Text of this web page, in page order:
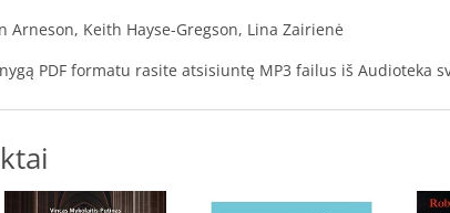
Arneson, Keith Hayse-Gregson, Lina Zairienė
PDF formatu rasite atsisiuntę MP3 failus iš Audioteka